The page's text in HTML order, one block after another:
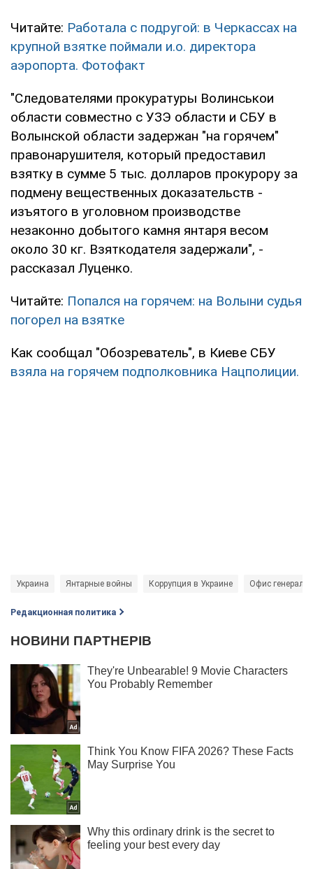
Читайте: Работала с подругой: в Черкассах на
крупной взятке поймали и.о. директора
аэропорта. Фотофакт
"Следователями прокуратуры Волинськои
области совместно с УЗЭ области и СБУ в
Волынской области задержан "на горячем"
правонарушителя, который предоставил
взятку в сумме 5 тыс. долларов прокурору за
подмену вещественных доказательств -
изъятого в уголовном производстве
незаконно добытого камня янтаря весом
около 30 кг. Взяткодателя задержали", -
рассказал Луценко.
Читайте: Попался на горячем: на Волыни судья
погорел на взятке
Как сообщал "Обозреватель", в Киеве СБУ
взяла на горячем подполковника Нацполиции.
Украина Янтарные войны Коррупция в Украине Офис
Редакционная политика